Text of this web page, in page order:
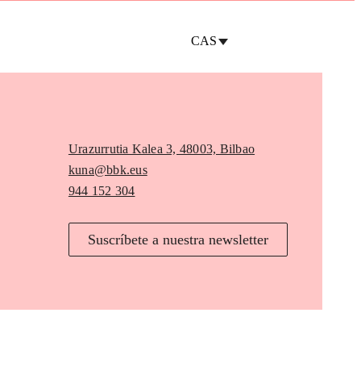
CAS
Urazurrutia Kalea 3, 48003, Bilbao
kuna@bbk.eus
944 152 304
Suscríbete a nuestra newsletter